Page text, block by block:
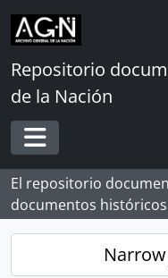
Skip to main content
Repositorio
de la Nación
Toggle navigation
El repositorio
documentos